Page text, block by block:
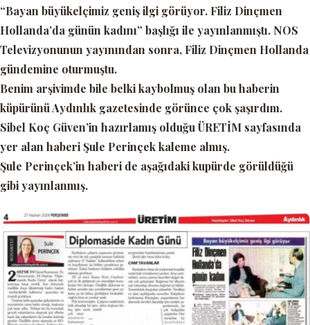
“Bayan büyükelçimiz geniş ilgi görüyor. Filiz Dinçmen
Hollanda’da günün kadını” başlığı ile yayınlanmıştı. NOS
Televizyonunun yayınından sonra, Filiz Dinçmen Hollanda
gündemine oturmuştu.
Benim arşivimde bile belki kaybolmuş olan bu haberin
küpürünü Aydınlık gazetesinde görünce çok şaşırdım.
Sibel Koç Güven’in hazırlamış olduğuÜRETİM sayfasında
yer alan haberi Şule Perinçek kaleme almış.
Şule Perinçek’in haberi de aşağıdaki kupürde görüldüğü
gibi yayınlanmış.